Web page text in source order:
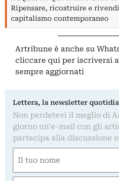
Ripensare, ricostruire e
capitalismo contemporaneo
Artribune è anche su
cliccare qui per iscriversi
sempre aggiornati
Lettera, la newsletter
Non perdetevi il meglio di
giorno un'e-mail con gli
partecipa alla discussione
(Required)